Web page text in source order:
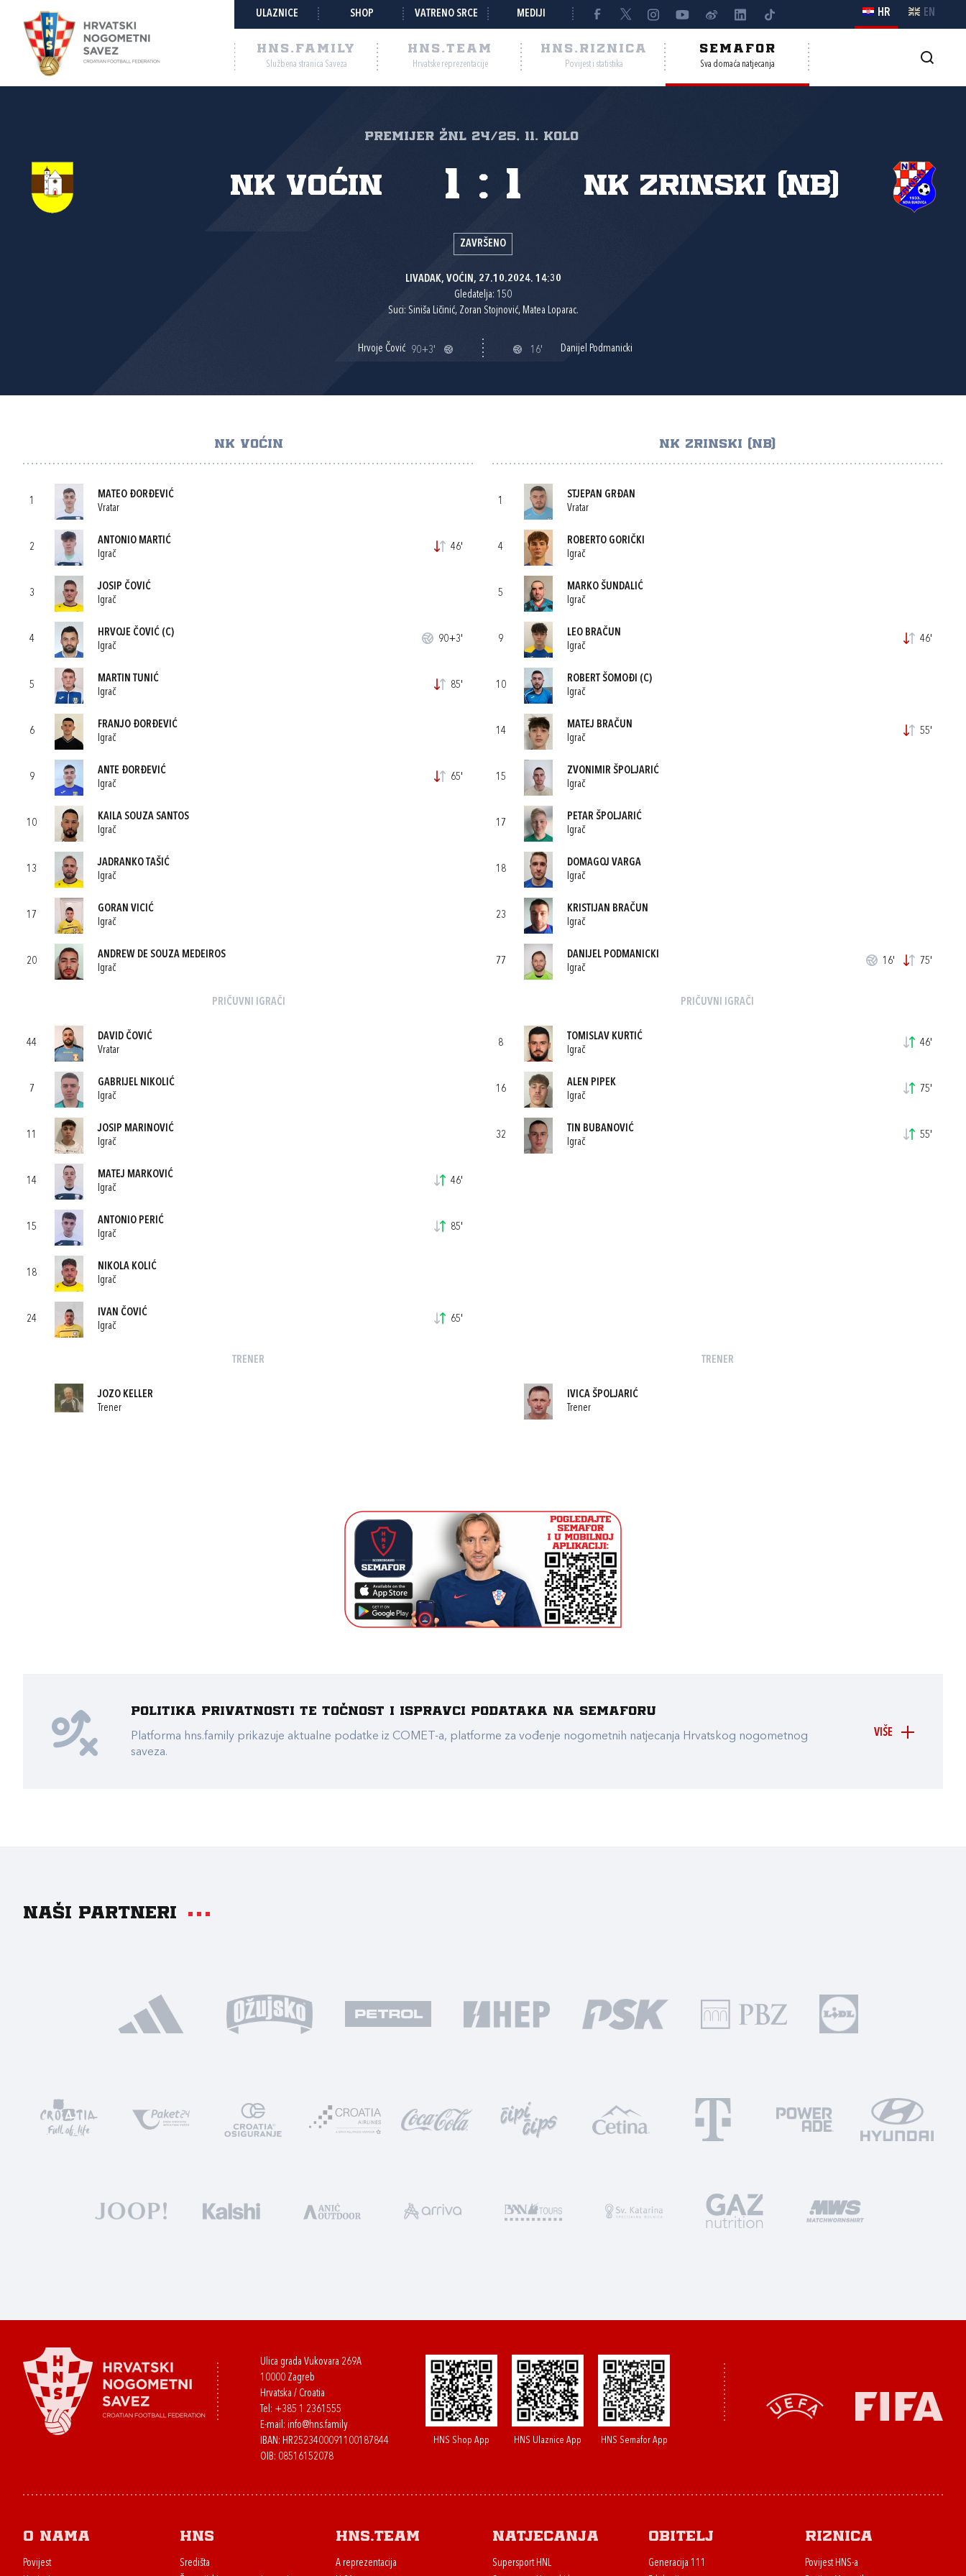
ULAZNICE SHOP VATRENO SRCE MEDIJI HR EN
HNS.FAMILY
Službena stranica Saveza
HNS.TEAM
Hrvatske reprezentacije
HNS.RIZNICA
Povijest i statistika
SEMAFOR
Sva domaća natjecanja
PREMIJER ŽNL 24/25, 11. kolo
NK Voćin NK Zrinski (NB)
1 : 1
ZAVRŠENO
LIVADAK, VOĆIN, 27.10.2024. 14:30
Gledatelja: 150
Suci: Siniša Ličinić, Zoran Stojnović, Matea Loparac.
Hrvoje Čović 90+3' 16' Danijel Podmanicki
NK VOĆIN
1
MATEO ĐORĐEVIĆ
Vratar
2
ANTONIO MARTIĆ
Igrač
46'
3
JOSIP ČOVIĆ
Igrač
4
HRVOJE ČOVIĆ (C)
Igrač
90+3'
5
MARTIN TUNIĆ
Igrač
85'
6
FRANJO ĐORĐEVIĆ
Igrač
9
ANTE ĐORĐEVIĆ
Igrač
65'
10
KAILA SOUZA SANTOS
Igrač
13
JADRANKO TAŠIĆ
Igrač
17
GORAN VICIĆ
Igrač
20
ANDREW DE SOUZA MEDEIROS
Igrač
PRIČUVNI IGRAČI
44
DAVID ČOVIĆ
Vratar
7
GABRIJEL NIKOLIĆ
Igrač
11
JOSIP MARINOVIĆ
Igrač
14
MATEJ MARKOVIĆ
Igrač
46'
15
ANTONIO PERIĆ
Igrač
85'
18
NIKOLA KOLIĆ
Igrač
24
IVAN ČOVIĆ
Igrač
65'
TRENER
JOZO KELLER
Trener
NK ZRINSKI (NB)
1
STJEPAN GRĐAN
Vratar
4
ROBERTO GORIČKI
Igrač
5
MARKO ŠUNDALIĆ
Igrač
9
LEO BRAČUN
Igrač
46'
10
ROBERT ŠOMOĐI (C)
Igrač
14
MATEJ BRAČUN
Igrač
55'
15
ZVONIMIR ŠPOLJARIĆ
Igrač
17
PETAR ŠPOLJARIĆ
Igrač
18
DOMAGOJ VARGA
Igrač
23
KRISTIJAN BRAČUN
Igrač
77
DANIJEL PODMANICKI
Igrač
16' 75'
PRIČUVNI IGRAČI
8
TOMISLAV KURTIĆ
Igrač
46'
16
ALEN PIPEK
Igrač
75'
32
TIN BUBANOVIĆ
Igrač
55'
TRENER
IVICA ŠPOLJARIĆ
Trener
VIŠE
Politika privatnosti te točnost i ispravci podataka na Semaforu
Platforma hns.family prikazuje aktualne podatke iz COMET-a, platforme za vođenje nogometnih natjecanja Hrvatskog nogometnog
saveza.
Naši partneri
Ulica grada Vukovara 269A
10000 Zagreb
Hrvatska / Croatia
Tel: +385 1 2361555
E-mail: info@hns.family
IBAN: HR2523400091100187844
OIB: 08516152078
HNS Shop App HNS Ulaznice App HNS Semafor App
O nama
Povijest
HNS
Središta
HNS.team
A reprezentacija
Natjecanja
Supersport HNL
Obitelj
Generacija 111
Riznica
Povijest HNS-a